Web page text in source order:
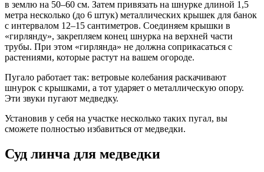
в землю на 50–60 см. Затем привязать на шнурке длиной 1,5
метра несколько (до 6 штук) металлических крышек для банок
с интервалом 12–15 сантиметров. Соединяем крышки в
«гирлянду», закрепляем конец шнурка на верхней части
трубы. При этом «гирлянда» не должна соприкасаться с
растениями, которые растут на вашем огороде.
Пугало работает так: ветровые колебания раскачивают
шнурок с крышками, а тот ударяет о металлическую опору.
Эти звуки пугают медведку.
Установив у себя на участке несколько таких пугал, вы
сможете полностью избавиться от медведки.
Суд линча для медведки